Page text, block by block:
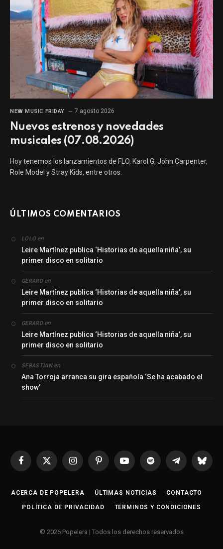
NEW MUSIC FRIDAY 7 agosto 2026
Nuevos estrenos y novedades
musicales (07.08.2026)
Hoy tenemos los lanzamientos de FLO, Karol G, John Carpenter,
Role Model y Stray Kids, entre otros.
ÚLTIMOS COMENTARIOS
LOLO en
Leire Martínez publica ‘Historias de aquella niña’, su
primer disco en solitario
GERARDen
Leire Martínez publica ‘Historias de aquella niña’, su
primer disco en solitario
GERARDen
Leire Martínez publica ‘Historias de aquella niña’, su
primer disco en solitario
SEBASTIANen
Ana Torroja arranca su gira española ‘Se ha acabado el
show’
Facebook
X
InstagramPinterestYouTubeSpotify Telegrama
ACERCA DE POPELERA ÚLTIMAS NOTICIAS CONTACTO
POLÍTICA DE PRIVACIDAD TÉRMINOS Y CONDICIONES
© 2026 Popelera | Todos los derechos reservados